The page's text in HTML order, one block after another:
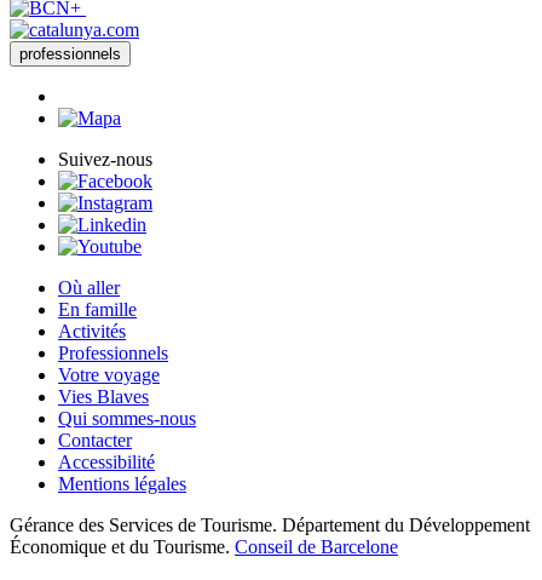
professionnels
Suivez-nous
Où aller
En famille
Activités
Professionnels
Votre voyage
Vies Blaves
Qui sommes-nous
Contacter
Accessibilité
Mentions légales
Gérance des Services de Tourisme. Département du Développement
Économique et du Tourisme. Conseil de Barcelone